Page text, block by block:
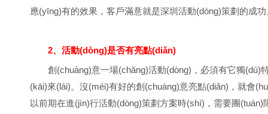
應(yīng)有的效果，客戶滿意就是深圳活動(dòng)策劃的成功
2、活動(dòng)是否有亮點(diǎn)
創(chuàng)意一場(chǎng)活動(dòng)，必須有它獨(dú)
(kāi)來(lái)。沒(méi)有好的創(chuàng)意亮點(diǎn)，就會(huì)
以前期在進(jìn)行活動(dòng)策劃方案時(shí)，需要團